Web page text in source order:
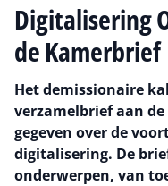
Digitalisering
de Kamerbrief
Het demissionaire
verzamelbrief aan
gegeven over de
digitalisering. De
onderwerpen, van